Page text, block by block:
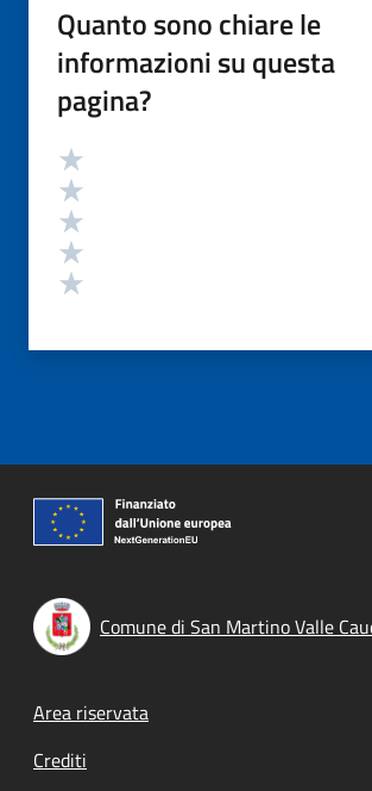
Quanto sono chiare le
informazioni su questa
pagina?
Valutazione
Comune di San Martino Valle
Footer menu
Area riservata
Crediti